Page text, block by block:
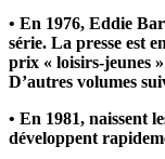
• En 1976, Eddie
série. La presse est
prix « loisirs-jeunes
D’autres volumes
• En 1981, naissent
développent